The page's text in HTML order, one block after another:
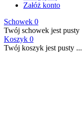
Załóż konto
Schowek 0
Twój schowek jest pusty
Koszyk 0
Twój koszyk jest pusty ...